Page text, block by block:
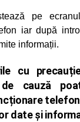
pe
iar după
informații.
cu
de cauză
date și